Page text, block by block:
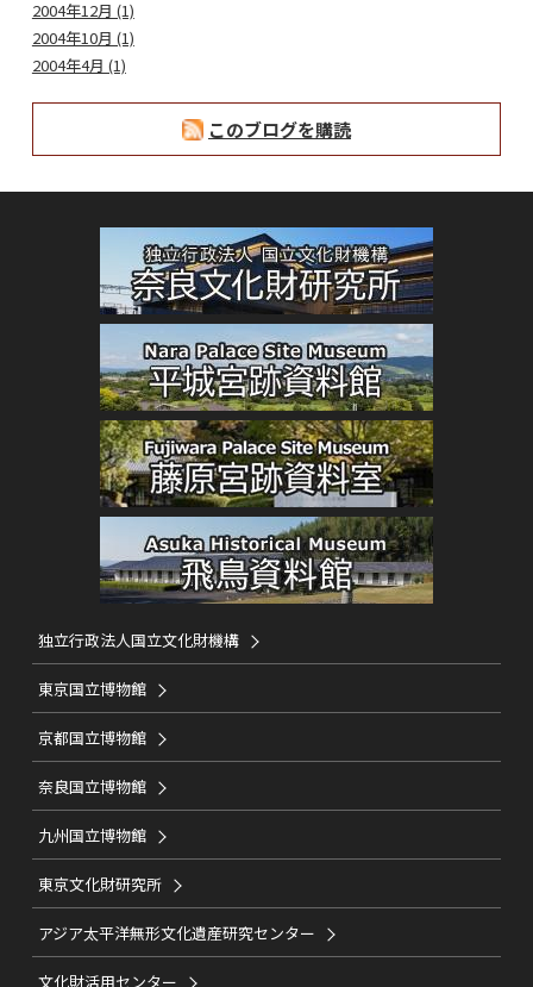
2004年12月 (1)
2004年10月 (1)
2004年4月 (1)
このブログを購読
独立行政法人国立文化財機構
東京国立博物館
京都国立博物館
奈良国立博物館
九州国立博物館
東京文化財研究所
アジア太平洋無形文化遺産研究センター
文化財活用センター